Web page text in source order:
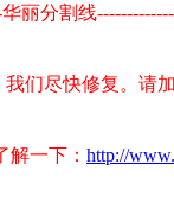
丽分割线
们尽快修复。请
一下： http://